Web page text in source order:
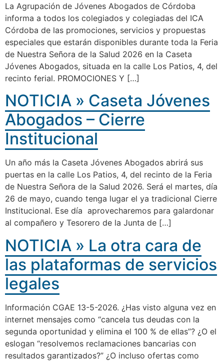
La Agrupación de Jóvenes Abogados de Córdoba
informa a todos los colegiados y colegiadas del ICA
Córdoba de las promociones, servicios y propuestas
especiales que estarán disponibles durante toda la Feria
de Nuestra Señora de la Salud 2026 en la Caseta
Jóvenes Abogados, situada en la calle Los Patios, 4, del
recinto ferial. PROMOCIONES Y […]
NOTICIA » Caseta Jóvenes
Abogados – Cierre
Institucional
Un año más la Caseta Jóvenes Abogados abrirá sus
puertas en la calle Los Patios, 4, del recinto de la Feria
de Nuestra Señora de la Salud 2026. Será el martes, día
26 de mayo, cuando tenga lugar el ya tradicional Cierre
Institucional. Ese día aprovecharemos para galardonar
al compañero y Tesorero de la Junta de […]
NOTICIA » La otra cara de
las plataformas de servicios
legales
Información CGAE 13-5-2026. ¿Has visto alguna vez en
internet mensajes como “cancela tus deudas con la
segunda oportunidad y elimina el 100 % de ellas”? ¿O el
eslogan “resolvemos reclamaciones bancarias con
resultados garantizados?” ¿O incluso ofertas como